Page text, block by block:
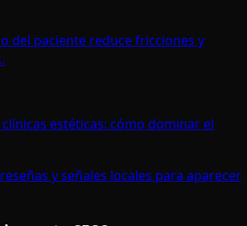
del paciente reduce fricciones y
estéticas: cómo dominar el
y señales locales para aparecer